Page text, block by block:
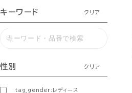
キーワード クリア
性別 クリア
tag_gender:レディース